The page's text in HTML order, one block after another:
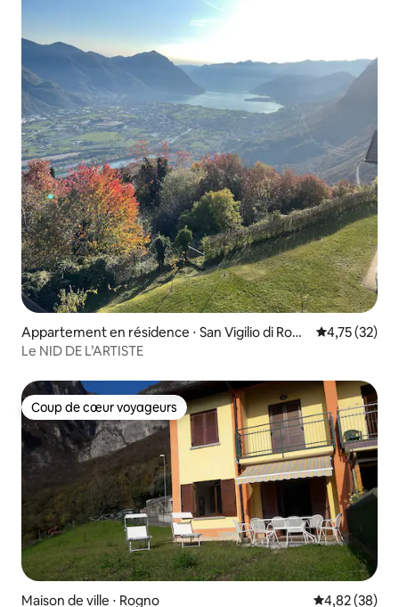
Appartement en résidence ⋅ San Vigilio di Rogn
o
Évaluation
4,75 (32)
Le NID DE L’ARTISTE
Coup de cœur voyageurs
Coup de cœur voyageurs
Maison de ville ⋅ Rogno Évaluation
4,82 (38)